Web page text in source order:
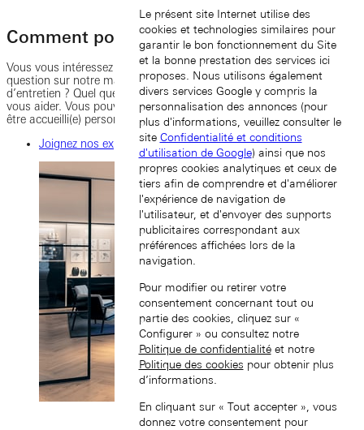
Comment pouvons-nous vous aider ?
Vous vous intéressez à l’un de nos modèles ? Vous avez une
question sur notre manufacture ? Vous souhaitez faire une demande
d’entretien ? Quel que soit votre besoin, nous serons heureux de
vous aider. Vous pouvez nous joindre par téléphone et e-mail, ou
être accueilli(e) personnellement dans l’une de nos boutiques.
Joignez nos experts
Le présent site Internet utilise des
cookies et technologies similaires pour
garantir le bon fonctionnement du Site
et la bonne prestation des services ici
proposes. Nous utilisons également
divers services Google y compris la
personnalisation des annonces (pour
plus d'informations, veuillez consulter le
site Confidentialité et conditions
d'utilisation de Google) ainsi que nos
propres cookies analytiques et ceux de
tiers afin de comprendre et d'améliorer
l'expérience de navigation de
l'utilisateur, et d'envoyer des supports
publicitaires correspondant aux
préférences affichées lors de la
navigation.
Pour modifier ou retirer votre
consentement concernant tout ou
partie des cookies, cliquez sur «
Configurer » ou consultez notre
Politique de confidentialitéet notre
Politique des cookies pour obtenir plus
d’informations.
En cliquant sur « Tout accepter », vous
donnez votre consentement pour